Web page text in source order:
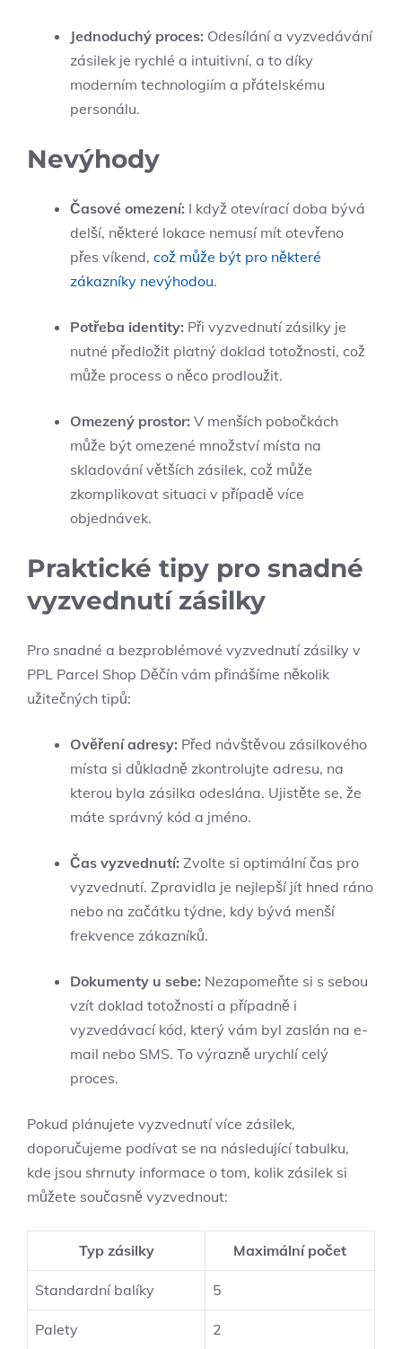
Jednoduchý proces: Odesílání a vyzvedávání
zásilek je rychlé a intuitivní, a to díky
moderním technologiím a přátelskému
personálu.
Nevýhody
Časové omezení: I když otevírací doba bývá
delší, některé lokace nemusí mít otevřeno
přes víkend, což může být pro některé
zákazníky nevýhodou.
Potřeba identity: Při vyzvednutí zásilky je
nutné předložit platný doklad totožnosti, což
může process o něco prodloužit.
Omezený prostor: V menších pobočkách
může být omezené množství místa na
skladování větších zásilek, což může
zkomplikovat situaci v případě více
objednávek.
Praktické tipy pro snadné
vyzvednutí zásilky
Pro snadné a bezproblémové vyzvednutí zásilky v
PPL Parcel Shop Děčín vám přinášíme několik
užitečných tipů:
Ověření adresy: Před návštěvou zásilkového
místa si důkladně zkontrolujte adresu, na
kterou byla zásilka odeslána. Ujistěte se, že
máte správný kód a jméno.
Čas vyzvednutí: Zvolte si optimální čas pro
vyzvednutí. Zpravidla je nejlepší jít hned ráno
nebo na začátku týdne, kdy bývá menší
frekvence zákazníků.
Dokumenty u sebe: Nezapomeňte si s sebou
vzít doklad totožnosti a případně i
vyzvedávací kód, který vám byl zaslán na e-
mail nebo SMS. To výrazně urychlí celý
proces.
Pokud plánujete vyzvednutí více zásilek,
doporučujeme podívat se na následující tabulku,
kde jsou shrnuty informace o tom, kolik zásilek si
můžete současně vyzvednout:
Typ zásilky Maximální počet
Standardní balíky 5
Palety 2